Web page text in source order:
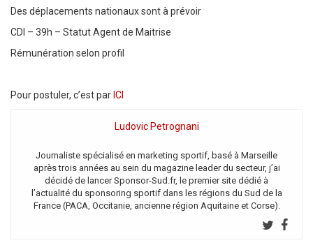
Des déplacements nationaux sont à prévoir
CDI – 39h – Statut Agent de Maitrise
Rémunération selon profil
Pour postuler, c’est par ICI
Ludovic Petrognani
Journaliste spécialisé en marketing sportif, basé à Marseille
après trois années au sein du magazine leader du secteur, j’ai
décidé de lancer Sponsor-Sud.fr, le premier site dédié à
l’actualité du sponsoring sportif dans les régions du Sud de la
France (PACA, Occitanie, ancienne région Aquitaine et Corse).